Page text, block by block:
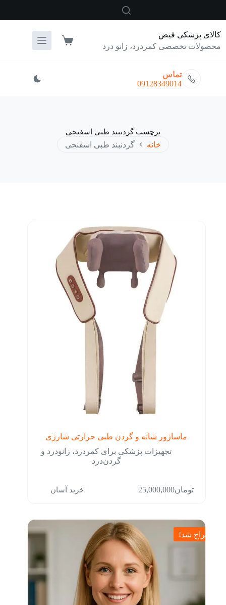
کالای پزشکی فیض
محصولات تخصصی کمردرد، زانو درد
سبد
تماس
09128349014
برچسب گردنبند طبی اسفنجی
خانه
گردنبند طبی اسفنجی
ماساژور شانه و گردن طبی حرارتی شارژی
تجهیزات پزشکی برای کمردرد، زانودرد و
گردن‌درد
تومان25,000,000 خرید آسان
حراج شد!